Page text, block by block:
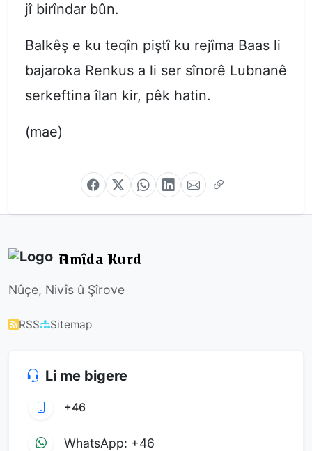
jî birîndar bûn.
Balkêş e ku teqîn piştî ku rejîma Baas li
bajaroka Renkus a li ser sînorê Lubnanê
serkeftina îlan kir, pêk hatin.
(mae)
Amîda Kurd
Nûçe, Nivîs û Şîrove
RSS Sitemap
Li me bigere
+46
WhatsApp: +46